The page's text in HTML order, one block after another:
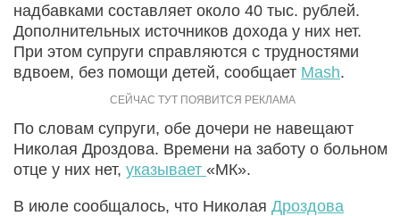
надбавками составляет около 40 тыс. рублей.
Дополнительных источников дохода у них нет.
При этом супруги справляются с трудностями
вдвоем, без помощи детей, сообщает Mash.
По словам супруги, обе дочери не навещают
Николая Дроздова. Времени на заботу о больном
отце у них нет, указывает «МК».
В июле сообщалось, что Николая Дроздова